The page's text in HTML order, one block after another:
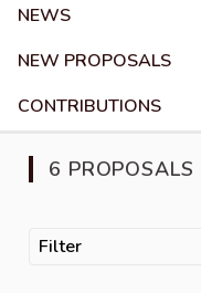
NEWS
NEW PROPOSALS
CONTRIBUTIONS
6 PROPOSALS
Filter